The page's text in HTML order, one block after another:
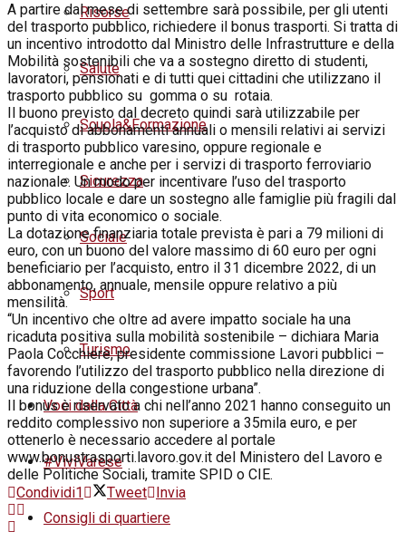
Risorse
Salute
Scuola&Formazione
Sicurezza
Sociale
Sport
Turismo
Voci dalla Città
#ViviVarese
Consigli di quartiere
A partire dal mesedi settembre sarà possibile, per gli utenti
del trasporto pubblico, richiedere il bonus trasporti. Si tratta di
un incentivo introdotto dal Ministro delle Infrastrutture e della
Mobilità sostenibili che va a sostegno diretto di studenti,
lavoratori, pensionati e di tutti quei cittadini che utilizzano il
trasporto pubblico su gomma o su rotaia.
Il buono previsto dal decreto quindi sarà utilizzabile per
l’acquisto di abbonamenti annuali o mensili relativi ai servizi
di trasporto pubblico varesino, oppure regionale e
interregionale e anche per i servizi di trasporto ferroviario
nazionale. Un modo per incentivare l’uso del trasporto
pubblico locale e dare un sostegno alle famiglie più fragili dal
punto di vita economico o sociale.
La dotazione finanziaria totale prevista è pari a 79 milioni di
euro, con un buono del valore massimo di 60 euro per ogni
beneficiario per l’acquisto, entro il 31 dicembre 2022, di un
abbonamento, annuale, mensile oppure relativo a più
mensilità.
“Un incentivo che oltre ad avere impatto sociale ha una
ricaduta positiva sulla mobilità sostenibile – dichiara Maria
Paola Cocchiere, presidente commissione Lavori pubblici –
favorendo l’utilizzo del trasporto pubblico nella direzione di
una riduzione della congestione urbana”.
Il bonus è riservato a chi nell’anno 2021 hanno conseguito un
reddito complessivo non superiore a 35mila euro, e per
ottenerlo è necessario accedere al portale
www.bonustrasporti.lavoro.gov.it del Ministero del Lavoro e
delle Politiche Sociali, tramite SPID o CIE.
Condividi1 Tweet Invia